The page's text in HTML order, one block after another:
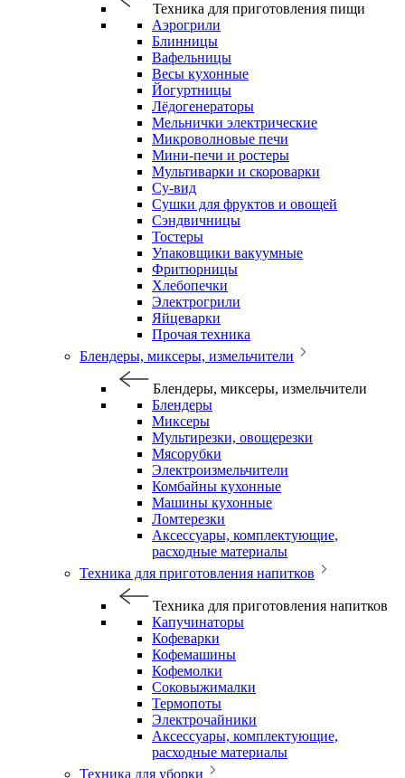
Техника для приготовления пищи
Аэрогрили
Блинницы
Вафельницы
Весы кухонные
Йогуртницы
Лёдогенераторы
Мельнички электрические
Микроволновые печи
Мини-печи и ростеры
Мультиварки и скороварки
Су-вид
Сушки для фруктов и овощей
Сэндвичницы
Тостеры
Упаковщики вакуумные
Фритюрницы
Хлебопечки
Электрогрили
Яйцеварки
Прочая техника
Блендеры, миксеры, измельчители
Блендеры, миксеры, измельчители
Блендеры
Миксеры
Мультирезки, овощерезки
Мясорубки
Электроизмельчители
Комбайны кухонные
Машины кухонные
Ломтерезки
Аксессуары, комплектующие,
расходные материалы
Техника для приготовления напитков
Техника для приготовления напитков
Капучинаторы
Кофеварки
Кофемашины
Кофемолки
Соковыжималки
Термопоты
Электрочайники
Аксессуары, комплектующие,
расходные материалы
Техника для уборки